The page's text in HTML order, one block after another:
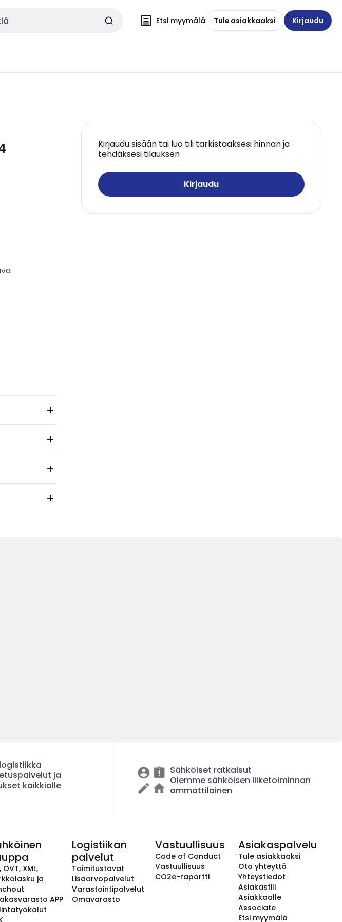
Etsi myymälä Tule asiakkaaksi Kirjaudu
Kirjaudu sisään tai luo tili tarkistaaksesi hinnan ja
tehdäksesi tilauksen
Kirjaudu
ja
kaikkialle
Sähköiset ratkaisut
Olemme sähköisen liiketoiminnan
ammattilainen
OVT, XML,
ja
APP
Logistiikan
palvelut
Toimitustavat
Lisäarvopalvelut
Varastointipalvelut
Omavarasto
Vastuullisuus
Code of Conduct
Vastuullisuus
CO2e-raportti
Asiakaspalvelu
Tule asiakkaaksi
Ota yhteyttä
Yhteystiedot
Asiakastili
Asiakkaalle
Associate
Etsi myymälä